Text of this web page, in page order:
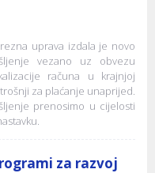
uprava izdala je novo
vezano uz obvezu
računa u krajnjoj
za plaćanje unaprijed.
prenosimo u cijelosti
za razvoj